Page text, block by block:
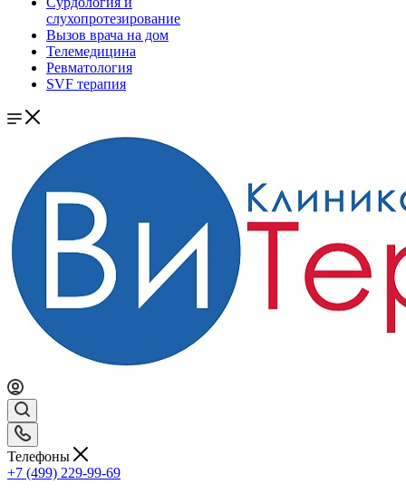
слухопротезирование
Вызов врача на дом
Телемедицина
Ревматология
SVF терапия
Телефоны
+7 (499) 229-99-69